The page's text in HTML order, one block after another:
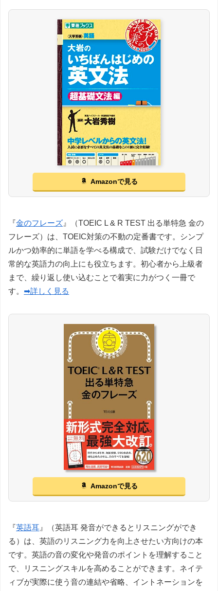
Amazonで見る
『金のフレーズ 』（TOEIC L & R TEST 出る単特急 金の
フレーズ）は、TOEIC対策の不動の定番書です。シンプ
ルかつ効率的に単語を学べる構成で、試験だけでなく日
常的な英語力の向上にも役立ちます。初心者から上級者
まで、繰り返し使い込むことで着実に力がつく一冊で
す。 ➡詳しく見る
Amazonで見る
『英語耳 』（英語耳 発音ができるとリスニングができ
る）は、英語のリスニング力を向上させたい方向けの本
です。英語の音の変化や発音のポイントを理解すること
で、リスニングスキルを高めることができます。ネイテ
ィブが実際に使う音の連結や省略、イントネーションを